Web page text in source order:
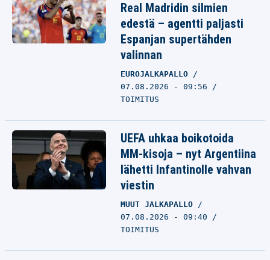
Real Madridin silmien
edestä – agentti paljasti
Espanjan supertähden
valinnan
EUROJALKAPALLO
07.08.2026 - 09:56
TOIMITUS
UEFA uhkaa boikotoida
MM-kisoja – nyt Argentiina
lähetti Infantinolle vahvan
viestin
MUUT JALKAPALLO
07.08.2026 - 09:40
TOIMITUS